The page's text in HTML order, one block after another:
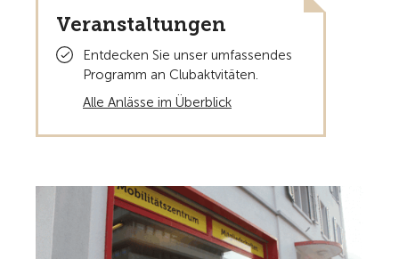
Veranstaltungen
Entdecken Sie unser umfassendes
Programm an Clubaktvitäten.
Alle Anlässe im Überblick